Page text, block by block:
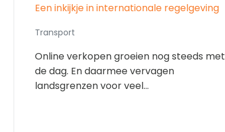
Een inkijkje in internationale regelgeving
Transport
Online verkopen groeien nog steeds met
de dag. En daarmee vervagen
landsgrenzen voor veel...